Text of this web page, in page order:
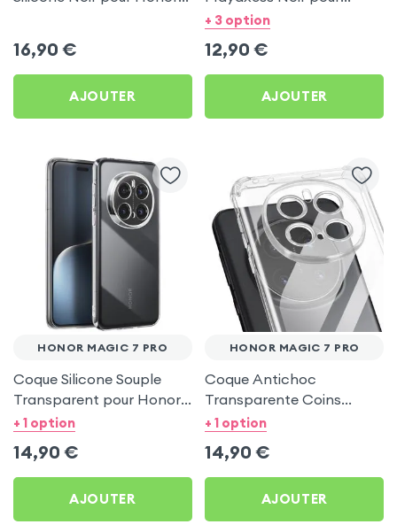
16,90 €
AJOUTER
Honor Magic 7 Pro
+ 3 option
12,90 €
AJOUTER
HONOR MAGIC 7 PRO
Coque Silicone Souple
Transparent pour Honor
Magic 7 Pro
+ 1 option
14,90 €
AJOUTER
HONOR MAGIC 7 PRO
Coque Antichoc
Transparente Coins
renforcés pour Honor
+ 1 option
14,90 €
AJOUTER